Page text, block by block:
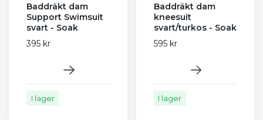
Baddräkt dam
Support Swimsuit
svart - Soak
395 kr
I lager
Baddräkt dam
kneesuit
svart/turkos - Soak
595 kr
I lager